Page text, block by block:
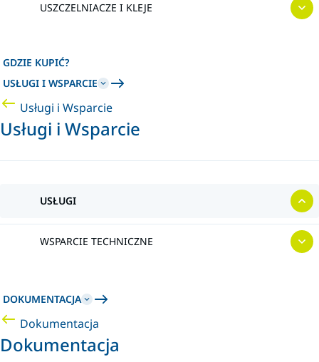
USZCZELNIACZE I KLEJE
GDZIE KUPIĆ?
USŁUGI I WSPARCIE
Usługi i Wsparcie
Usługi i Wsparcie
USŁUGI
WSPARCIE TECHNICZNE
DOKUMENTACJA
Dokumentacja
Dokumentacja